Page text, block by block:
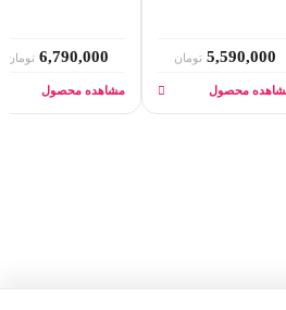
5,590,000 تومان
محصول
6,790,000 تومان
مشاهده محصول